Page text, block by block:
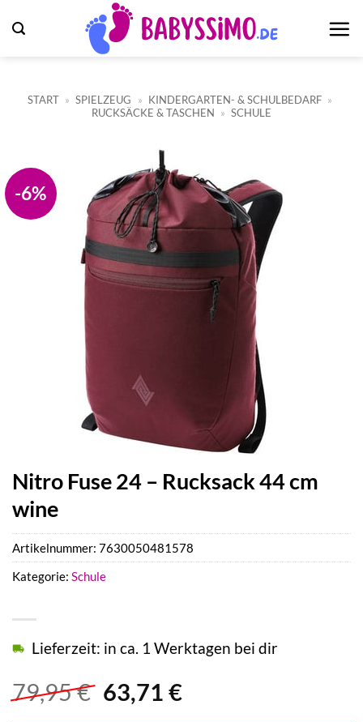
Inhalt
START » SPIELZEUG » KINDERGARTEN- & SCHULBEDARF »
RUCKSÄCKE & TASCHEN » SCHULE
-6%
Nitro Fuse 24 – Rucksack 44 cm
wine
79,95€ Ursprünglicher
63,71 €Aktueller
Lieferzeit: in ca. 1 Werktagen bei dir
Artikelnummer: 7630050481578
Kategorie: Schule